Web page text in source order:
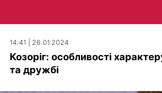
14:41 | 26.01.2024
Козоріг: особливості
та дружбі